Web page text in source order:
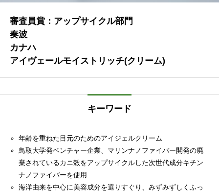
審査員賞：アップサイクル部門
奏波
カナハ
アイヴェールモイストリッチ(クリーム)
キーワード
年齢を重ねた目元のためのアイジェルクリーム
鳥取大学発ベンチャー企業、マリンナノファイバー開発の廃
棄されているカニ殻をアップサイクルした次世代成分キチン
ナノファイバーを使用
海洋由来を中心に美容成分を選りすぐり、みずみずしくふっ